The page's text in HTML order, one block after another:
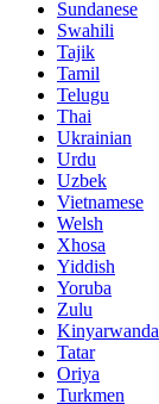
Sundanese
Swahili
Tajik
Tamil
Telugu
Thai
Ukrainian
Urdu
Uzbek
Vietnamese
Welsh
Xhosa
Yiddish
Yoruba
Zulu
Kinyarwanda
Tatar
Oriya
Turkmen